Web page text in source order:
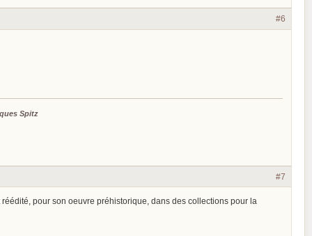
#6
Spitz
#7
pour son oeuvre préhistorique, dans des collections pour la